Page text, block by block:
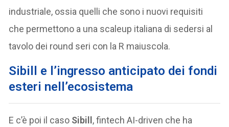
industriale, ossia quelli che sono i nuovi requisiti
che permettono a una scaleup italiana di sedersi al
tavolo dei round seri con la R maiuscola.
Sibill e l’ingresso anticipato dei fondi
esteri nell’ecosistema
E c’è poi il caso Sibill, fintech AI-driven che ha